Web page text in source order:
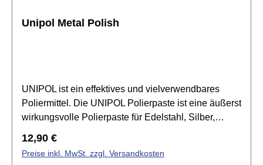
Unipol Metal Polish
UNIPOL ist ein effektives und vielverwendbares
Poliermittel. Die UNIPOL Polierpaste ist eine äußerst
wirkungsvolle Polierpaste für Edelstahl, Silber,
Kunststoffe. Die Paste sparsam auf einen feuchten
Lappen geben und einreiben. Danach mit einem
Regulärer Preis:
12,90 €
Preise inkl. MwSt. zzgl. Versandkosten